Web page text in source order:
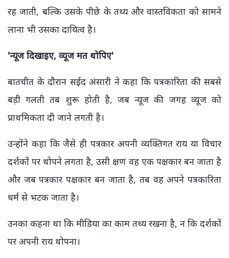
रह जाती, बल्कि उसके पीछे के तथ्य और वास्तविकता को सामने
लाना भी उसका दायित्व है।
'न्यूज दिखाइए, व्यूज मत थोपिए'
बातचीत के दौरान सईद अंसारी ने कहा कि पत्रकारिता की सबसे
बड़ी गलती तब शुरू होती है, जब न्यूज की जगह व्यूज को
प्राथमिकता दी जाने लगती है।
उन्होंने कहा कि जैसे ही पत्रकार अपनी व्यक्तिगत राय या विचार
दर्शकों पर थोपने लगता है, उसी क्षण वह एक पक्षकार बन जाता है
और जब पत्रकार पक्षकार बन जाता है, तब वह अपने पत्रकारिता
धर्म से भटक जाता है।
उनका कहना था कि मीडिया का काम तथ्य रखना है, न कि दर्शकों
पर अपनी राय थोपना।